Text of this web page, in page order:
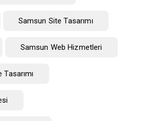
Samsun Site Tasarımı
Samsun Web Hizmetleri